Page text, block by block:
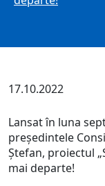
17.10.2022
Lansat în luna
președintele
Ștefan, proiectul
mai departe!